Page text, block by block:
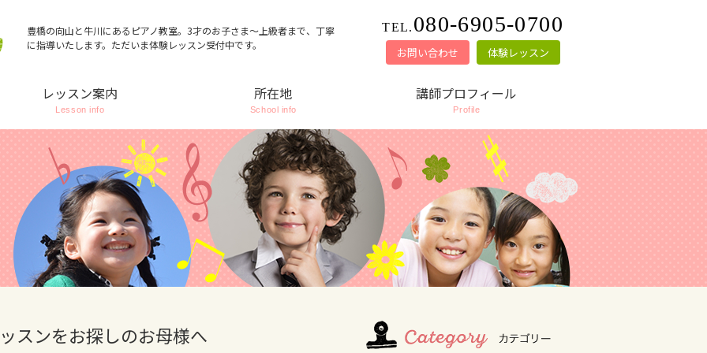
豊橋の向山と牛川にあるピアノ教室。3才のお子さま～上級者まで、丁寧
に指導いたします。ただいま体験レッスン受付中です。
TEL. 080-6905-0700
お問い合わせ 体験レッスン
レッスン案内
Lesson info
所在地
School info
講師プロフィール
Profile
スンをお探しのお母様へ